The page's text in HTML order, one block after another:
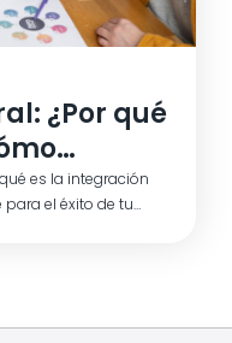
¿Por qué
es la integración
el éxito de tu